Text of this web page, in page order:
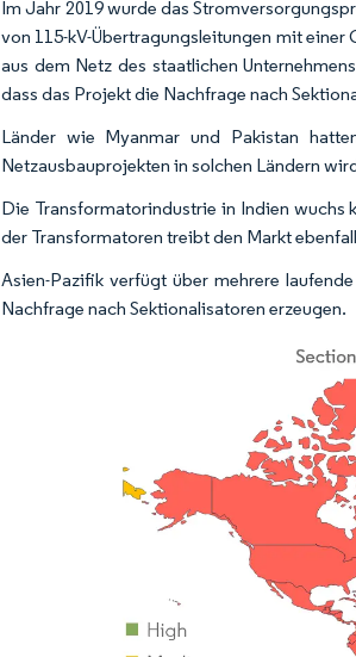
Im Jahr 2019 wurde das
von 115-kV-Übertragungsleitungen mit einer
aus dem Netz des staatlichen
dass das Projekt die Nachfrage nach
Länder wie Myanmar und Pakistan
Netzausbauprojekten in solchen Ländern
Die Transformatorindustrie in Indien wuchs
der Transformatoren treibt den Markt
Asien-Pazifik verfügt über mehrere
Nachfrage nach Sektionalisatoren erzeugen.